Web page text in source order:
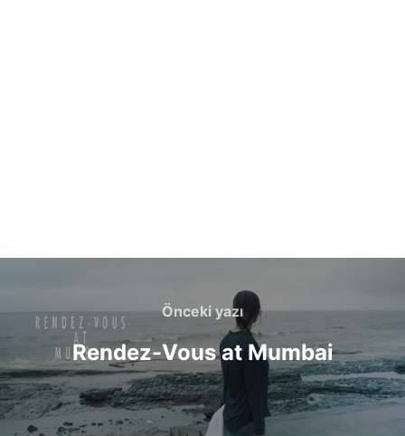
gezinmesi
Önceki
yazı
Önceki yazı
Rendez-Vous at Mumbai